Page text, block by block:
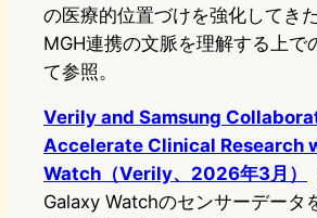
の医療的位置づけを強化してき
MGH連携の文脈を理解する上で
て参照。
Verily and Samsung
Accelerate Clinical Research
Watch（Verily、2026年3月）
Galaxy Watchのセンサーデータ